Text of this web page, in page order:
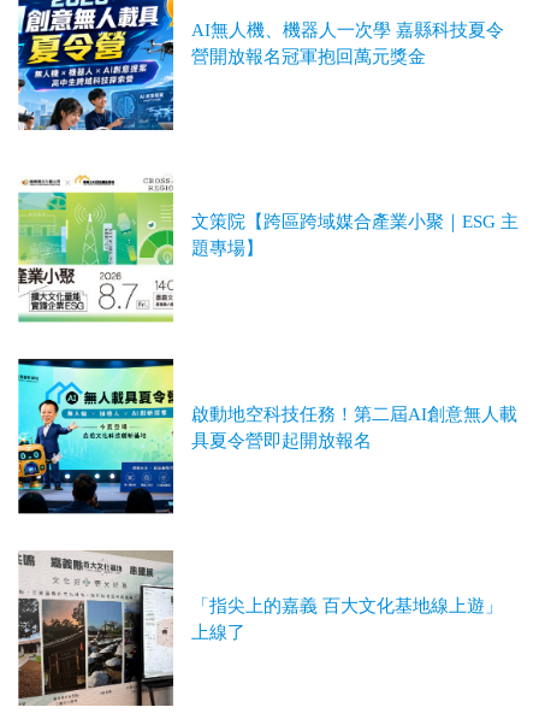
AI無人機、機器人一次學 嘉縣科技夏令
營開放報名冠軍抱回萬元獎金
文策院【跨區跨域媒合產業小聚｜ESG 主
題專場】
啟動地空科技任務！第二屆AI創意無人載
具夏令營即起開放報名
「指尖上的嘉義 百大文化基地線上遊」
上線了